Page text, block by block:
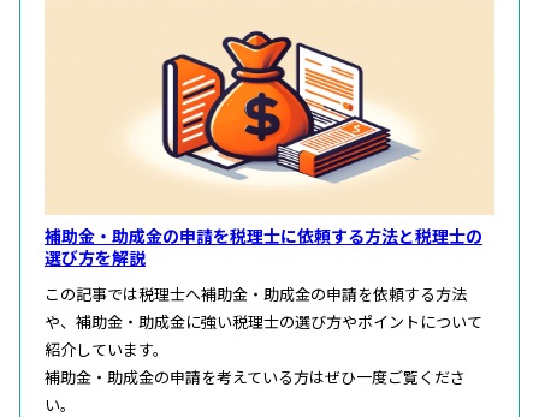
補助金・助成金の申請を税理士に依頼する方法と税理士の
選び方を解説
この記事では税理士へ補助金・助成金の申請を依頼する方法
や、補助金・助成金に強い税理士の選び方やポイントについて
紹介しています。
補助金・助成金の申請を考えている方はぜひ一度ご覧くださ
い。